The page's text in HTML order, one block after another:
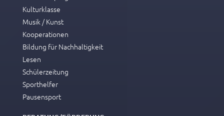
Kulturklasse
Musik / Kunst
Kooperationen
Bildung für Nachhaltigkeit
Lesen
Schülerzeitung
Sporthelfer
Pausensport